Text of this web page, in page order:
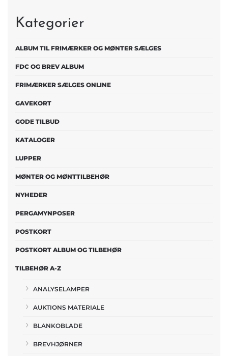
Kategorier
ALBUM TIL FRIMÆRKER OG MØNTER SÆLGES
FDC OG BREV ALBUM
FRIMÆRKER SÆLGES ONLINE
GAVEKORT
GODE TILBUD
KATALOGER
LUPPER
MØNTER OG MØNTTILBEHØR
NYHEDER
PERGAMYNPOSER
POSTKORT
POSTKORT ALBUM OG TILBEHØR
TILBEHØR A-Z
ANALYSELAMPER
AUKTIONS MATERIALE
BLANKOBLADE
BREVHJØRNER